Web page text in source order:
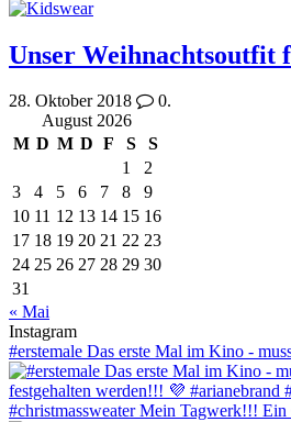
Unser Weihnachtsoutfit
28. Oktober 2018
0.
August 2026
M D M D F S
S
1
2
3
4 5 6 7 8
9
10 11 12 13 14 15 16
17 18 19 20 21 22 23
24 25 26 27 28 29 30
31
« Mai
Instagram
#erstemale Das erste Mal im Kino -
#christmassweater Mein Tagwerk!!!